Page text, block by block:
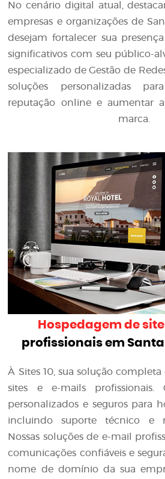
No cenário digital atual,
empresas e organizações de
desejam fortalecer sua
significativos com seu público-
especializado de Gestão de
soluções personalizadas
reputação online e aumentar
marca.
Hospedagem de
profissionais em
À Sites 10, sua solução
sites e e-mails profissionais.
personalizados e seguros para
incluindo suporte técnico e
Nossas soluções de e-mail
comunicações confiáveis e
nome de domínio da sua